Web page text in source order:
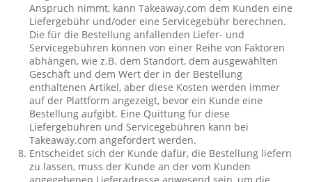
Anspruch nimmt, kann Takeaway.com dem Kunden eine
Liefergebühr und/oder eine Servicegebühr berechnen.
Die für die Bestellung anfallenden Liefer- und
Servicegebühren können von einer Reihe von Faktoren
abhängen, wie z.B. dem Standort, dem ausgewählten
Geschäft und dem Wert der in der Bestellung
enthaltenen Artikel, aber diese Kosten werden immer
auf der Plattform angezeigt, bevor ein Kunde eine
Bestellung aufgibt. Eine Quittung für diese
Liefergebühren und Servicegebühren kann bei
Takeaway.com angefordert werden.
Entscheidet sich der Kunde dafür, die Bestellung liefern
zu lassen, muss der Kunde an der vom Kunden